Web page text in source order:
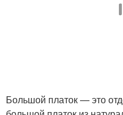
Большой платок — это